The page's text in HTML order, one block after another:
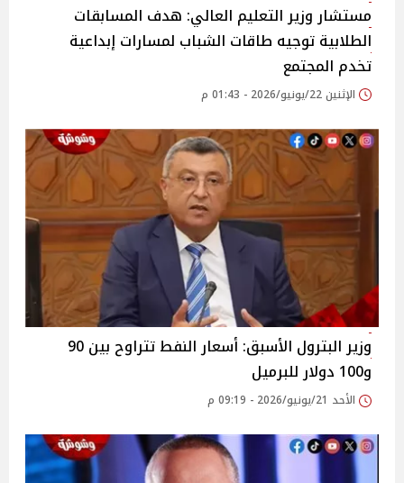
مستشار وزير التعليم العالي: هدف المسابقات
الطلابية توجيه طاقات الشباب لمسارات إبداعية
تخدم المجتمع
الإثنين 22/يونيو/2026 - 01:43 م
وزير البترول الأسبق: أسعار النفط تتراوح بين 90
و100 دولار للبرميل
الأحد 21/يونيو/2026 - 09:19 م